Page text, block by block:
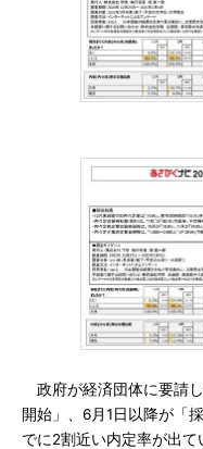
政府が経済団体に要請
開始」、6月1日以降が「
でに2割近い内定率が出